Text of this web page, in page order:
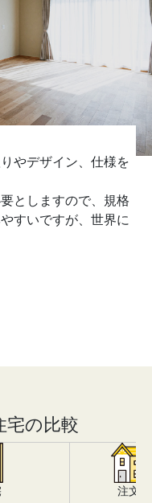
やデザイン、仕様を
としますので、規格
すいですが、世界に
宅の比較
注文